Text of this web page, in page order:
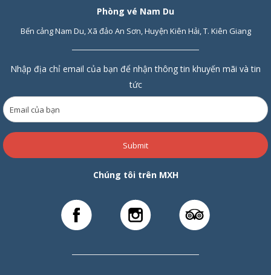
Phòng vé Nam Du
Bến cảng Nam Du, Xã đảo An Sơn, Huyện Kiên Hải, T. Kiên Giang
Nhập địa chỉ email của bạn để nhận thông tin khuyến mãi và tin
tức
Submit
Chúng tôi trên MXH